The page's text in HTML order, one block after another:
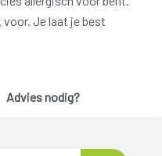
Je laat je best
Advies nodig?